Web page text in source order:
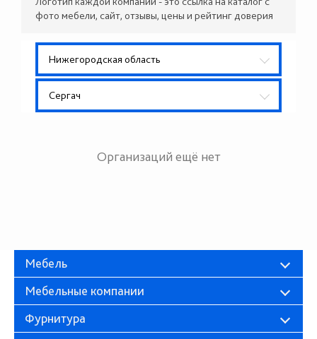
фото мебели, сайт, отзывы, цены и рейтинг доверия
Нижегородская область
Сергач
Организаций ещё нет
Мебель
Мебельные компании
Фурнитура